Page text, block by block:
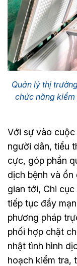
Quản lý thị
chức năng
Với sự vào
người dân, tiểu
cực, góp phần
dịch bệnh và
gian tới, Chi
tiếp tục đẩy
phương pháp
phối hợp chặt
nhật tình hình
hoạch kiểm tra,